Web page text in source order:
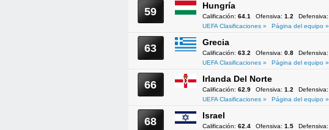
59 Hungría
Calificación: 64.1 Ofensiva: 1.2 Defensiva:
UEFA Clasificaciones »
Página del equipo »
63 Grecia
Calificación: 63.2 Ofensiva: 0.8 Defensiva:
UEFA Clasificaciones »
Página del equipo »
66 Irlanda Del Norte
Calificación: 62.9 Ofensiva: 1.2 Defensiva:
UEFA Clasificaciones »
Página del equipo »
68 Israel
Calificación: 62.4 Ofensiva: 1.5 Defensiva: